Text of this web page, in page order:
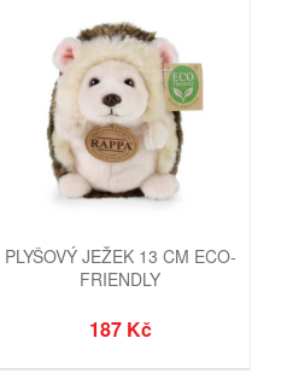
PLYŠOVÝ JEŽEK 13 CM ECO-
FRIENDLY
187 Kč